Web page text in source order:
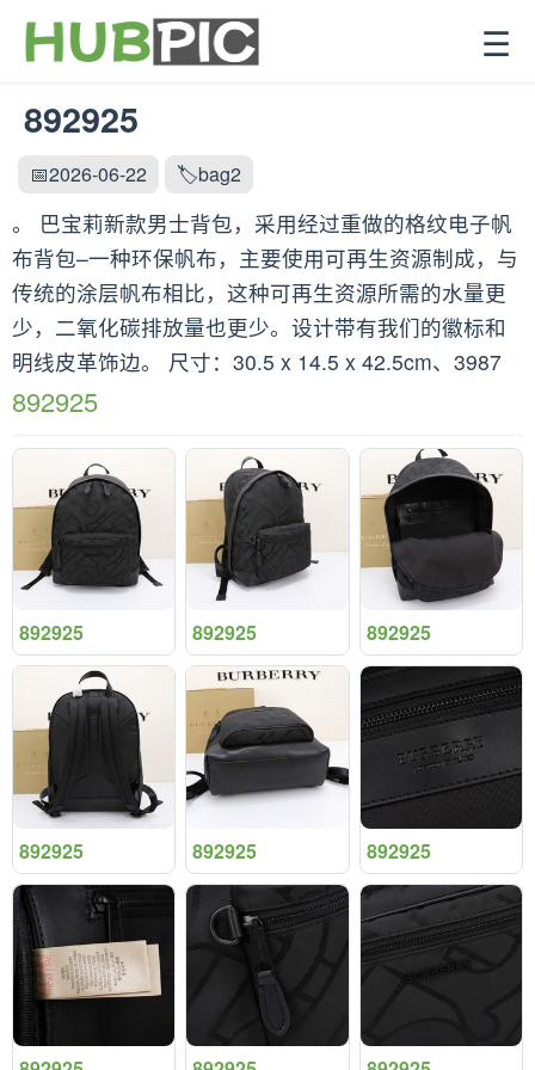
☰
892925
📅2026-06-22 🏷️bag2
。 巴宝莉新款男士背包，采用经过重做的格纹电子帆
布背包–一种环保帆布，主要使用可再生资源制成，与
传统的涂层帆布相比，这种可再生资源所需的水量更
少，二氧化碳排放量也更少。设计带有我们的徽标和
明线皮革饰边。 尺寸：30.5 x 14.5 x 42.5cm、3987
892925
892925 892925 892925
892925 892925 892925